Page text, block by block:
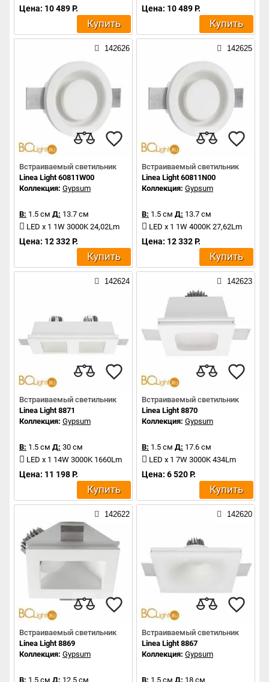
Цена: 10 489 Р.
Купить
Цена: 10 489 Р.
Купить
142626
Встраиваемый светильник
Linea Light 60811W00
Коллекция: Gypsum
В: 1.5 см Д: 13.7 см
LED x 1 1W 3000K 24,02Lm
Цена: 12 332 Р.
Купить
142625
Встраиваемый светильник
Linea Light 60811N00
Коллекция: Gypsum
В: 1.5 см Д: 13.7 см
LED x 1 1W 4000K 27,62Lm
Цена: 12 332 Р.
Купить
142624
Встраиваемый светильник
Linea Light 8871
Коллекция: Gypsum
В: 1.5 см Д: 30 см
LED x 1 14W 3000K 1660Lm
Цена: 11 198 Р.
Купить
142623
Встраиваемый светильник
Linea Light 8870
Коллекция: Gypsum
В: 1.5 см Д: 17.6 см
LED x 1 7W 3000K 434Lm
Цена: 6 520 Р.
Купить
142622
Встраиваемый светильник
Linea Light 8869
Коллекция: Gypsum
В: 1.5 см Д: 12.5 см
142620
Встраиваемый светильник
Linea Light 8867
Коллекция: Gypsum
В: 1.5 см Д: 18 см